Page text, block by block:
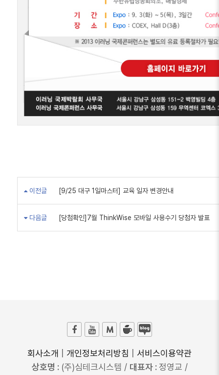
이전글 [9/25 대구 1일마스터] 교육 일자 변경안내
다음글 [당첨확인]7월 ThinkWise 모바일 사용수기 당첨자 발표
회사소개 개인정보처리방침
서비스이용약관
상호명 : (주)심테크시스템 / 대표자 :정영교 /